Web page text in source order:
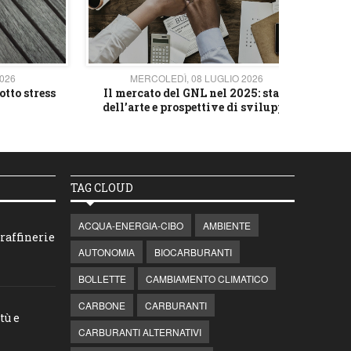
stress
MERCOLEDÌ, 08 LUGLIO 2026
Il mercato del GNL nel 2025: stato
dell’arte e prospettive di sviluppo
raffinerie
e
TAG CLOUD
ACQUA-ENERGIA-CIBO
AMBIENTE
AUTONOMIA
BIOCARBURANTI
BOLLETTE
CAMBIAMENTO CLIMATICO
CARBONE
CARBURANTI
CARBURANTI ALTERNATIVI